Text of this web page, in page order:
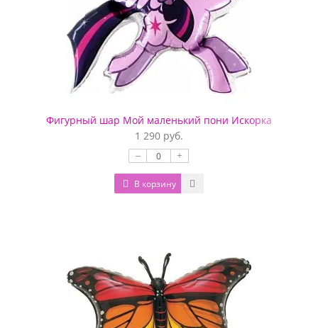
Фигурный шар Мой маленький пони Искорка
1 290 руб.
– +
В корзину